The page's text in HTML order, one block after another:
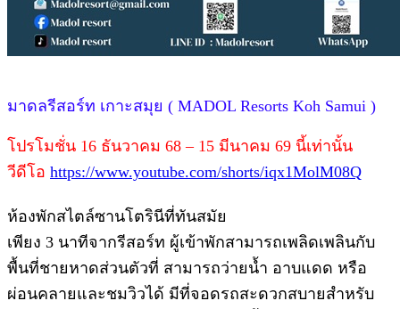
มาดลรีสอร์ท เกาะสมุย ( MADOL Resorts Koh Samui )
โปรโมชั่น 16 ธันวาคม 68 – 15 มีนาคม 69 นี้เท่านั้น
วีดีโอ https://www.youtube.com/shorts/iqx1MolM08Q
ห้องพักสไตล์ซานโตรินีที่ทันสมัย
เพียง 3 นาทีจากรีสอร์ท ผู้เข้าพักสามารถเพลิดเพลินกับ
พื้นที่ชายหาดส่วนตัวที่ สามารถว่ายนํ้า อาบแดด หรือ
ผ่อนคลายและชมวิวได้ มีที่จอดรถสะดวกสบายสําหรับ